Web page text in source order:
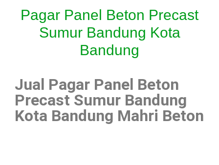
Pagar Panel Beton Precast
Sumur Bandung Kota
Bandung
Jual Pagar Panel Beton
Precast Sumur Bandung
Kota Bandung Mahri Beton